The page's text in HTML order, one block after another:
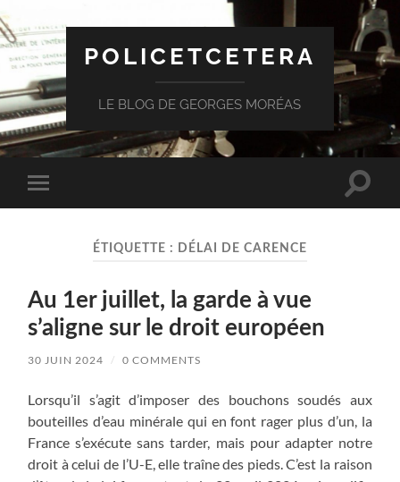
POLICETCETERA
LE BLOG DE GEORGES MORÉAS
Toggle
mobile
Toggle
ÉTIQUETTE : DÉLAI DE CARENCE
Au 1er juillet, la garde à vue
s’aligne sur le droit européen
30 JUIN 2024 / 0 COMMENTS
Lorsqu’il s’agit d’imposer des bouchons soudés aux
bouteilles d’eau minérale qui en font rager plus d’un, la
France s’exécute sans tarder, mais pour adapter notre
droit à celui de l’U-E, elle traîne des pieds. C’est la raison